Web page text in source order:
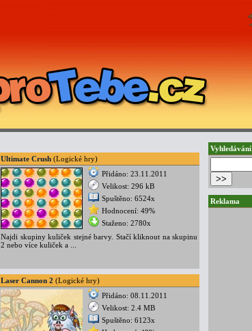
Vyhledávání
Reklama
Ultimate Crush (Logické hry)
Přidáno: 23.11.2011
Velikost: 296 kB
Spuštěno: 6524x
Hodnocení: 49%
Staženo: 2780x
Najdi skupiny kuliček stejné barvy. Stačí kliknout na skupinu
2 nebo více kuliček a ...
Laser Cannon 2 (Logické hry)
Přidáno: 08.11.2011
Velikost: 2.4 MB
Spuštěno: 6123x